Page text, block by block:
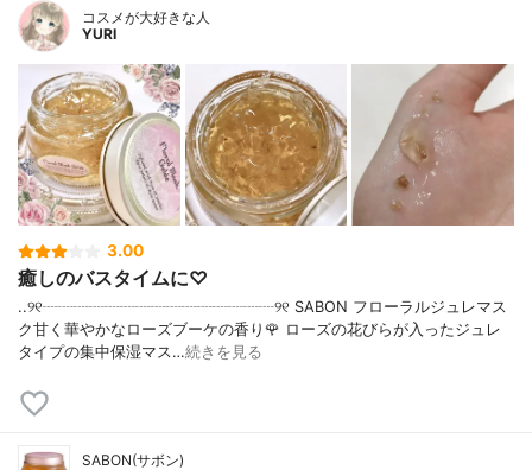
コスメが大好きな人
YURI
3.00
癒しのバスタイムに♡
..୨୧┈┈┈┈┈┈┈┈┈┈┈┈┈┈┈୨୧ SABON フローラルジュレマス
ク甘く華やかなローズブーケの香り🌹 ローズの花びらが入ったジュレ
タイプの集中保湿マス…続きを見る
SABON(サボン)